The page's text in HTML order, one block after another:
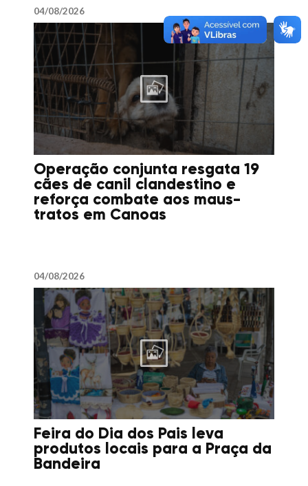
04/08/2026
Operação conjunta resgata 19
cães de canil clandestino e
reforça combate aos maus-
tratos em Canoas
04/08/2026
Feira do Dia dos Pais leva
produtos locais para a Praça da
Bandeira